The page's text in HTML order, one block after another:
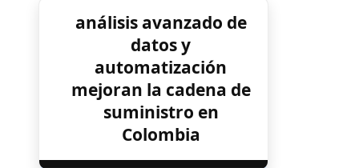
análisis avanzado de
datos y
automatización
mejoran la cadena de
suministro en
Colombia